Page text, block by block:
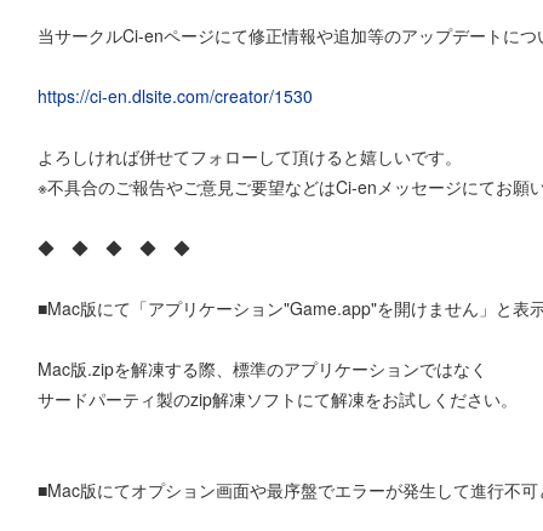
当サークルCi-enページにて修正情報や追加等のアップデートに
https://ci-en.dlsite.com/creator/1530
よろしければ併せてフォローして頂けると嬉しいです。
※不具合のご報告やご意見ご要望などはCi-enメッセージにてお願
◆ ◆ ◆ ◆ ◆
■Mac版にて「アプリケーション"Game.app"を開けません」と表
Mac版.zipを解凍する際、標準のアプリケーションではなく
サードパーティ製のzip解凍ソフトにて解凍をお試しください。
■Mac版にてオプション画面や最序盤でエラーが発生して進行不